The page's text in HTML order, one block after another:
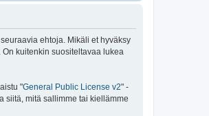
ehtoja. Mikäli et hyväksy
kuitenkin suositeltavaa lukea
"General Public License v2" -
siitä, mitä sallimme tai kiellämme